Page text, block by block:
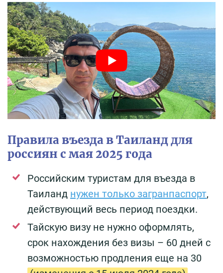
Правила въезда в Таиланд для
россиян с мая 2025 года
Российским туристам для въезда в
Таиланд нужен только загранпаспорт,
действующий весь период поездки.
Тайскую визу не нужно оформлять,
срок нахождения без визы – 60 дней с
возможностью продления еще на 30